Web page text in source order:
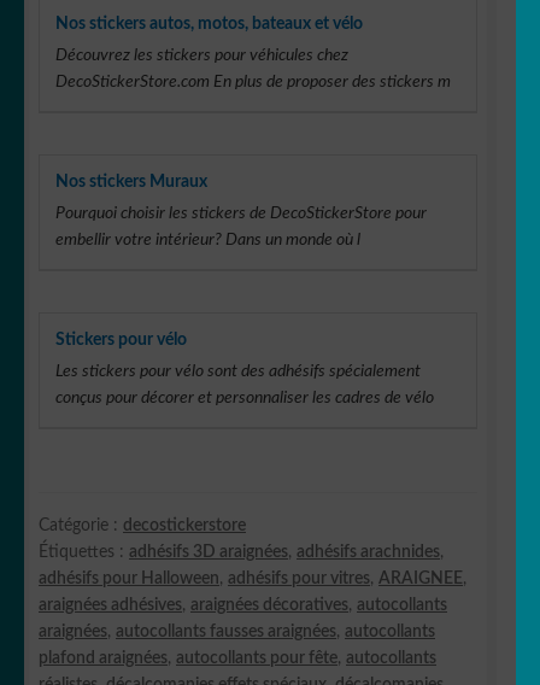
Nos stickers autos, motos, bateaux et vélo
Découvrez les stickers pour véhicules chez
DecoStickerStore.com En plus de proposer des stickers m
Nos stickers Muraux
Pourquoi choisir les stickers de DecoStickerStore pour
embellir votre intérieur? Dans un monde où l
Stickers pour vélo
Les stickers pour vélo sont des adhésifs spécialement
conçus pour décorer et personnaliser les cadres de vélo
Catégorie : decostickerstore
Étiquettes : adhésifs 3D araignées, adhésifs arachnides,
adhésifs pour Halloween, adhésifs pour vitres, ARAIGNEE,
araignées adhésives, araignées décoratives, autocollants
araignées, autocollants fausses araignées, autocollants
plafond araignées, autocollants pour fête, autocollants